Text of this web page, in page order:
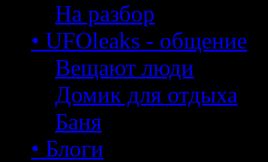
На разбор
• UFOleaks - общение
Вещают люди
Домик для отдыха
Баня
• Блоги